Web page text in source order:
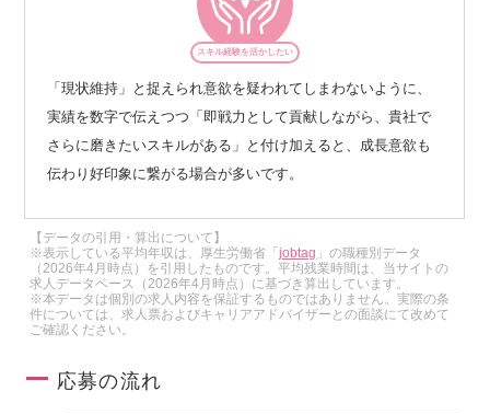
スキル経験を活かしたい
「現状維持」と捉えられ意欲を疑われてしまわないように、
実績を数字で伝えつつ「即戦力として貢献しながら、貴社で
さらに磨きたいスキルがある」と付け加えると、成長意欲も
伝わり好印象に繋がる場合が多いです。
【データの引用・算出について】
※表示している平均年収は、厚生労働省「jobtag 」の職種別データ
（2026年4月時点）を引用したものです。平均残業時間は、当サイトの
求人データベース（2026年4月時点）に基づき算出しています。
※本データは個別の求人内容を保証するものではありません。実際の条
件については、求人票およびキャリアアドバイザーとの面談にて改めて
ご確認ください。
応募の流れ